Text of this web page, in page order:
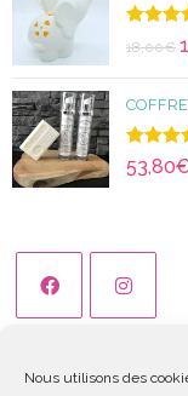
Nous utilisons des
sur 5
18,00€
Note 5.00
sur 5
53,80